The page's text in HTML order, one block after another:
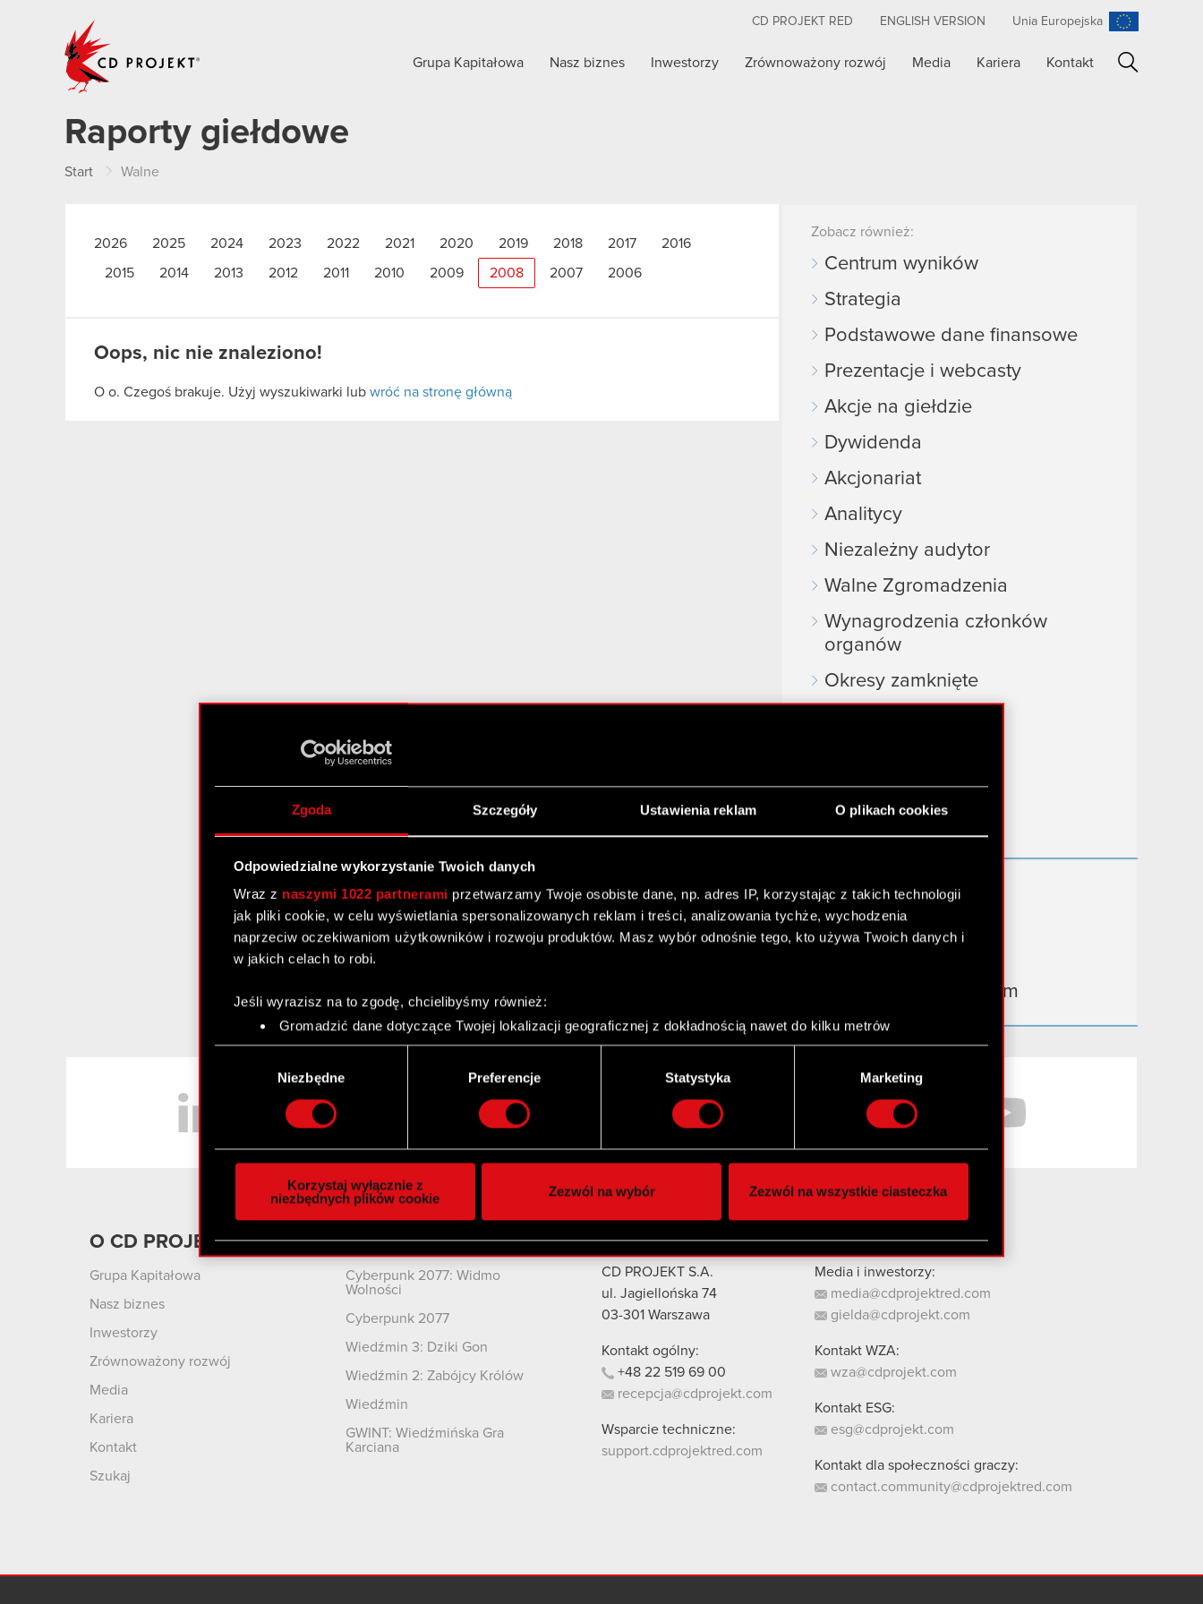
Zgoda Szczegóły Ustawienia reklam O plikach cookies
Odpowiedzialne wykorzystanie Twoich danych
Wraz z naszymi 1022 partnerami przetwarzamy Twoje osobiste dane, np. adres IP, korzystając z takich technologii
jak pliki cookie, w celu wyświetlania spersonalizowanych reklam i treści, analizowania tychże, wychodzenia
naprzeciw oczekiwaniom użytkowników i rozwoju produktów. Masz wybór odnośnie tego, kto używa Twoich danych i
w jakich celach to robi.
Jeśli wyrazisz na to zgodę, chcielibyśmy również:
Gromadzić dane dotyczące Twojej lokalizacji geograficznej z dokładnością nawet do kilku metrów
Identyfikować Twoje urządzenie, aktywnie analizując charakteryzującego je zbiory danych (fingerprinting,
Dowiedz się więcej odnośnie tego, jak Twoje osobiste dane są przetwarzane oraz ustaw własne preferencje w
szczegółów . W Deklaracji plików cookie możesz zmienić lub wycofać swoją zgodę w dowolnej chwili.
Wykorzystujemy pliki cookie do spersonalizowania treści i reklam, aby oferować funkcje społecznościowe i
społecznościowym, reklamowym i analitycznym. Partnerzy mogą połączyć te informacje z innymi danymi
otrzymanymi od Ciebie lub uzyskanymi podczas korzystania z ich usług. Kontynuując korzystanie z naszej witryny,
zgadasz się na używanie plików cookie.
Niezbędne Preferencje Statystyka Marketing
Korzystaj wyłącznie z
niezbędnych plików cookie
Zezwól na wybór Zezwól na wszystkie ciasteczka
CD PROJEKT RED ENGLISH VERSION Unia Europejska
Grupa Kapitałowa Nasz biznes Inwestorzy Zrównoważony rozwój Media Kariera Kontakt
Raporty giełdowe
Start Walne
2026 2025 2024 2023 2022 2021 2020 2019 2018 2017 2016
2015 2014 2013 2012 2011 2010 2009 2008 2007 2006
Oops, nic nie znaleziono!
O o. Czegoś brakuje. Użyj wyszukiwarki lub wróć na stronę główną
Zobacz również:
Centrum wyników
Strategia
Podstawowe dane finansowe
Prezentacje i webcasty
Akcje na giełdzie
Dywidenda
Akcjonariat
Analitycy
Niezależny audytor
Walne Zgromadzenia
Wynagrodzenia członków
organów
Okresy zamknięte
Przydatne linki
Kontakt IR
Dowiedz się więcej:
thewitcher.com
gear.cdprojektred.com
Facebook
O CD PROJEKT
Grupa Kapitałowa
Nasz biznes
Inwestorzy
Zrównoważony rozwój
Media
Kariera
Kontakt
Szukaj
Produkty
Cyberpunk 2077: Widmo
Wolności
Cyberpunk 2077
Wiedźmin 3: Dziki Gon
Wiedźmin 2: Zabójcy Królów
Wiedźmin
GWINT: Wiedźmińska Gra
Karciana
Kontakt
CD PROJEKT S.A.
ul. Jagiellońska 74
03-301 Warszawa
Kontakt ogólny:
+48 22 519 69 00
recepcja@cdprojekt.com
Wsparcie techniczne:
support.cdprojektred.com
Media i inwestorzy:
media@cdprojektred.com
gielda@cdprojekt.com
Kontakt WZA:
wza@cdprojekt.com
Kontakt ESG:
esg@cdprojekt.com
Kontakt dla społeczności graczy:
contact.community@cdprojektred.com